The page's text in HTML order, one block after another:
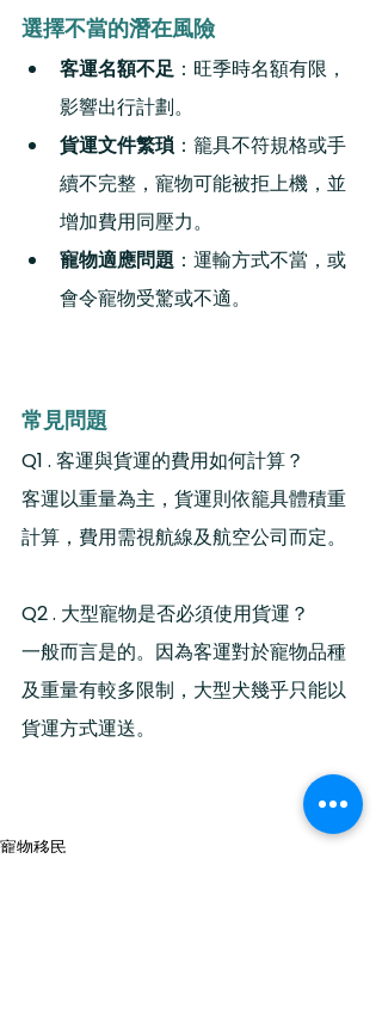
選擇不當的潛在風險
客運名額不足 ：旺季時名額有限，
影響出行計劃。
貨運文件繁瑣 ：籠具不符規格或手
續不完整，寵物可能被拒上機，並
增加費用同壓力。
寵物適應問題 ：運輸方式不當，或
會令寵物受驚或不適。
常見問題
Q1 . 客運與貨運的費用如何計算？
客運以重量為主，貨運則依籠具體積重
計算，費用需視航線及航空公司而定。
Q2 . 大型寵物是否必須使用貨運？
一般而言是的。因為客運對於寵物品種
及重量有較多限制，大型犬幾乎只能以
貨運方式運送。
寵物移民